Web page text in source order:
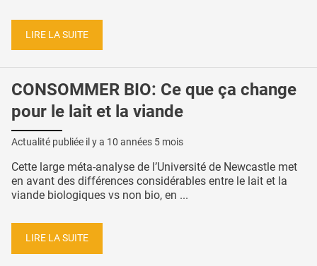
LIRE LA SUITE
CONSOMMER BIO: Ce que ça change
pour le lait et la viande
Actualité publiée il y a 10 années 5 mois
Cette large méta-analyse de l’Université de Newcastle met
en avant des différences considérables entre le lait et la
viande biologiques vs non bio, en ...
LIRE LA SUITE